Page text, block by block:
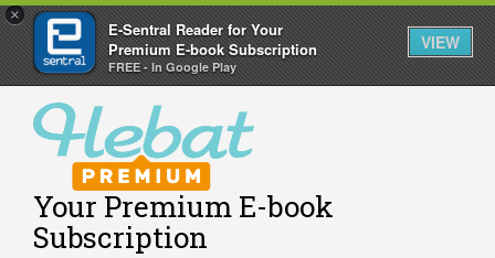
×
E-Sentral Reader for Your
Premium E-book Subscription
FREE - In Google Play
VIEW
Your Premium E-book
Subscription